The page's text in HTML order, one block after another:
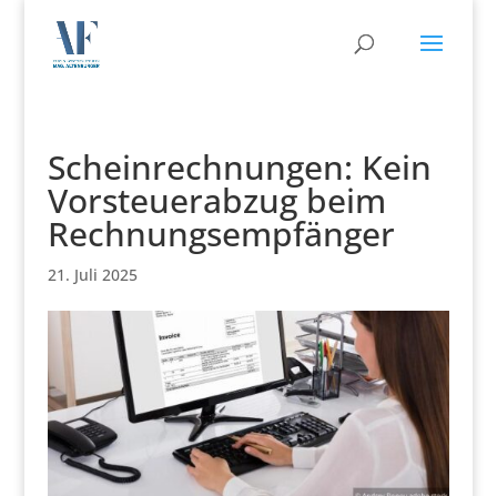
Scheinrechnungen: Kein
Vorsteuerabzug beim
Rechnungsempfänger
21. Juli 2025